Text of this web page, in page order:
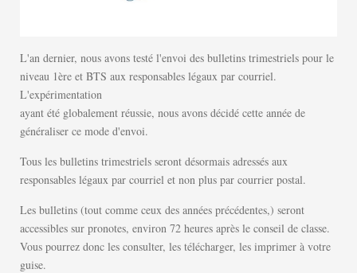
L'an dernier, nous avons testé l'envoi des bulletins trimestriels pour le
niveau 1ère et BTS aux responsables légaux par courriel.
L'expérimentation
ayant été globalement réussie, nous avons décidé cette année de
généraliser ce mode d'envoi.
Tous les bulletins trimestriels seront désormais adressés aux
responsables légaux par courriel et non plus par courrier postal.
Les bulletins (tout comme ceux des années précédentes,) seront
accessibles sur pronotes, environ 72 heures après le conseil de classe.
Vous pourrez donc les consulter, les télécharger, les imprimer à votre
guise.